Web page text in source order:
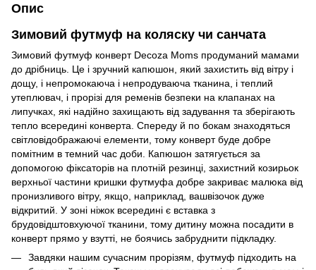
Опис
Зимовий футмуф на коляску чи санчата
Зимовий футмуф конверт Decoza Moms продуманий мамами
до дрібниць. Це і зручний капюшон, який захистить від вітру і
дощу, і непромокаюча і непродуваюча тканина, і теплий
утеплювач, і прорізі для ременів безпеки на клапанах на
липучках, які надійно захищають від задування та зберігають
тепло всередині конверта. Спереду й по бокам знаходяться
світловідображаючі елементи, тому конверт буде добре
помітним в темний час доби. Капюшон затягується за
допомогою фіксаторів на плотній резинці, захистний козирьок
верхньої частини кришки футмуфа добре закриває малюка від
пронизливого вітру, якщо, наприклад, вашвізочок дуже
відкритий. У зоні ніжок всередині є вставка з
брудовідштовхуючої тканини, тому дитину можна посадити в
конверт прямо у взутті, не боячись забруднити підкладку.
Завдяки нашим сучасним прорізям, футмуф підходить на